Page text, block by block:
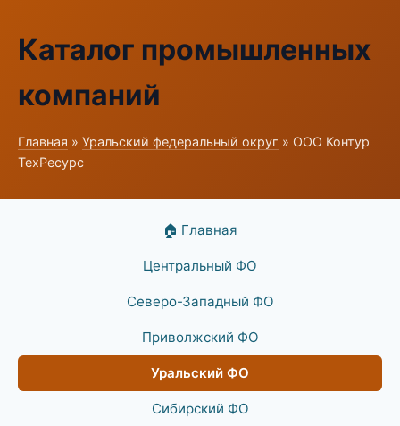
Каталог промышленных
компаний
Главная » Уральский федеральный округ » ООО Контур
ТехРесурс
🏠 Главная
Центральный ФО
Северо-Западный ФО
Приволжский ФО
Уральский ФО
Сибирский ФО